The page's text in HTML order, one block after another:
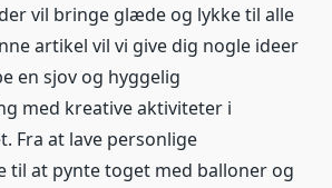
vil bringe glæde og lykke til alle
artikel vil vi give dig nogle ideer
en sjov og hyggelig
med kreative aktiviteter i
Fra at lave personlige
til at pynte toget med balloner og